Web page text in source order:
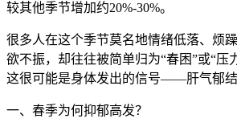
较其他季节增加约20%-30%。
很多人在这个季节莫名地情绪低落、烦
欲不振，却往往被简单归为“春困”或“压
这很可能是身体发出的信号——肝气郁结
一、春季为何抑郁高发？